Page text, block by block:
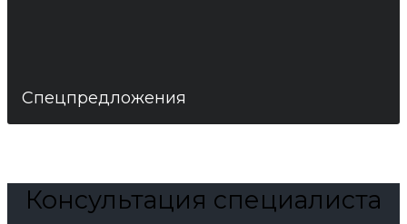
Спецпредложения
Консультация специалиста